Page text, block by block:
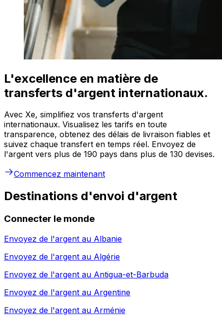
L'excellence en matière de
transferts d'argent internationaux.
Avec Xe, simplifiez vos transferts d'argent
internationaux. Visualisez les tarifs en toute
transparence, obtenez des délais de livraison fiables et
suivez chaque transfert en temps réel. Envoyez de
l'argent vers plus de 190 pays dans plus de 130 devises.
Commencez maintenant
Destinations d'envoi d'argent
Connecter le monde
Envoyez de l'argent au Albanie
Envoyez de l'argent au Algérie
Envoyez de l'argent au Antigua-et-Barbuda
Envoyez de l'argent au Argentine
Envoyez de l'argent au Arménie